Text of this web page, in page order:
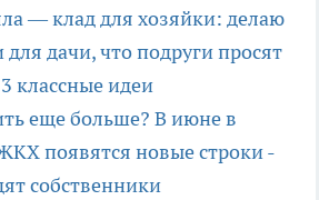
— клад для хозяйки: делаю
дачи, что подруги просят
классные идеи
еще больше? В июне в
появятся новые строки -
собственники